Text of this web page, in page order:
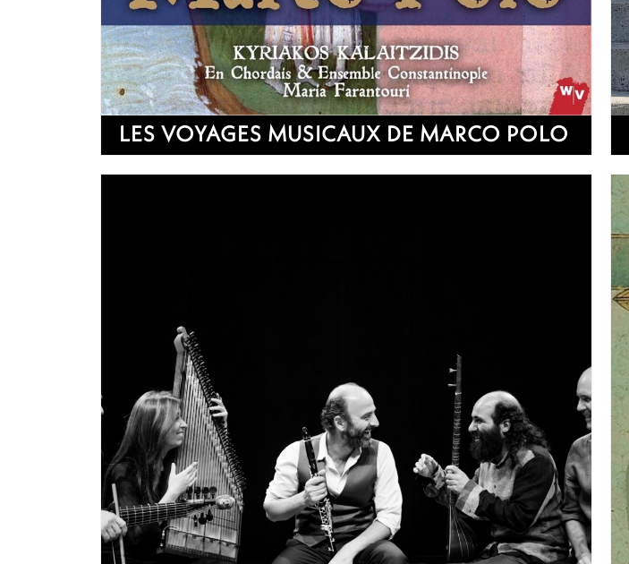
LES VOYAGES MUSICAUX DE MARCO POLO